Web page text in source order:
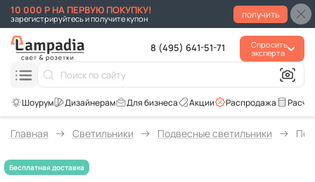
10 000 Р НА ПЕРВУЮ ПОКУПКУ!
зарегистрируйтесь и получите купон получить
8 (495) 641-51-71
Спросить
эксперта
Распродажа
Акции
Для бизнеса
Главная Светильники Подвесные светильники